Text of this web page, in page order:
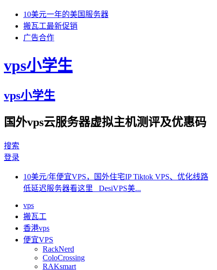
10美元一年的美国服务器
搬瓦工最新促销
广告合作
vps小学生
vps小学生
国外vps云服务器虚拟主机测评及优惠码
搜索
登录
10美元/年便宜VPS，国外住宅IP Tiktok VPS、优化线路
低延迟服务器看这里 DesiVPS美...
vps
搬瓦工
香港vps
便宜VPS
RackNerd
ColoCrossing
RAKsmart